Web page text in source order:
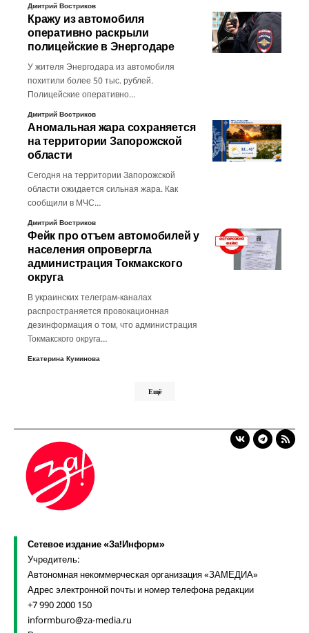
Дмитрий Востриков
Кражу из автомобиля
оперативно раскрыли
полицейские в Энергодаре
У жителя Энергодара из автомобиля
похитили более 50 тыс. рублей.
Полицейские оперативно…
Дмитрий Востриков
Аномальная жара сохраняется
на территории Запорожской
области
Сегодня на территории Запорожской
области ожидается сильная жара. Как
сообщили в МЧС…
Дмитрий Востриков
Фейк про отъем автомобилей у
населения опровергла
администрация Токмакского
округа
В украинских телеграм-каналах
распространяется провокационная
дезинформация о том, что администрация
Токмакского округа…
Екатерина Куминова
Ещё
Сетевое издание «За!Информ»
Учредитель:
Автономная некоммерческая организация «ЗАМЕДИА»
Адрес электронной почты и номер телефона редакции
+7 990 2000 150
informburo@za-media.ru